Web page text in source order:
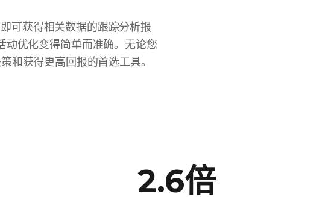
可获得相关数据的跟踪分析报
动优化变得简单而准确。无论您
和获得更高回报的首选工具。
2.6倍